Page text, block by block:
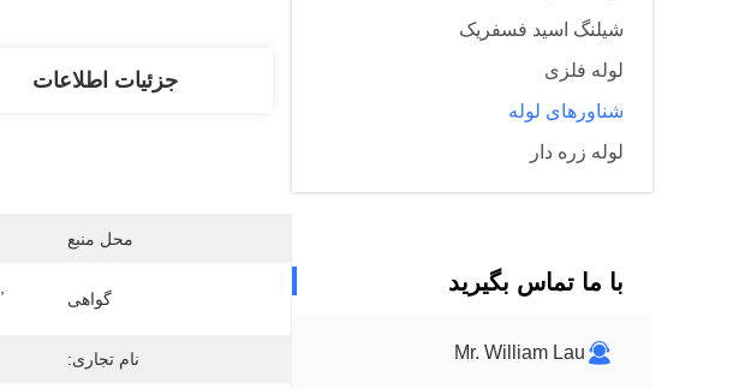
شیلنگ اسید فسفریک
لوله فلزی
شناورهای لوله
لوله زره دار
با ما تماس بگیرید
Mr. William Lau
جزئیات اطلاعات
محل منبع
گواهی
نام تجاری: